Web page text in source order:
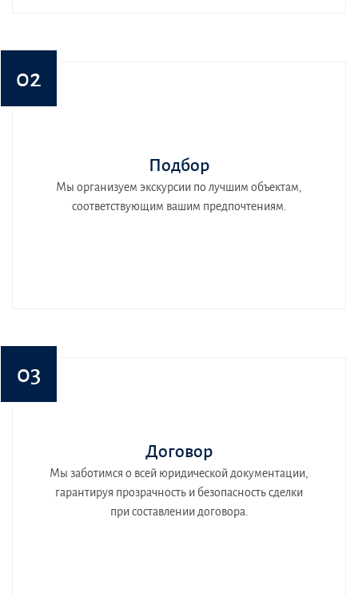
02
Подбор
Мы организуем экскурсии по лучшим объектам,
соответствующим вашим предпочтениям.
03
Договор
Мы заботимся о всей юридической документации,
гарантируя прозрачность и безопасность сделки
при составлении договора.